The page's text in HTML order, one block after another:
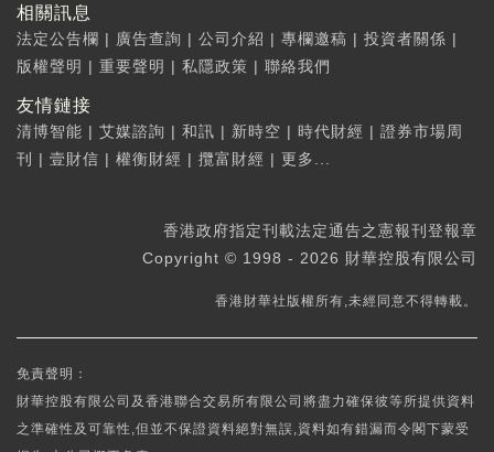
相關訊息
法定公告欄 | 廣告查詢 | 公司介紹 | 專欄邀稿 | 投資者關係 |
版權聲明 | 重要聲明 | 私隱政策 | 聯絡我們
友情鏈接
清博智能 | 艾媒諮詢 | 和訊 | 新時空 | 時代財經 | 證券市場周
刊
| 壹財信 | 權衡財經 | 攬富財經 | 更多...
香港政府指定刊載法定通告之憲報刊登報章
Copyright © 1998 - 2026 財華控股有限公司
香港財華社版權所有,未經同意不得轉載。
免責聲明：
財華控股有限公司及香港聯合交易所有限公司將盡力確保彼等所提供資料
之準確性及可靠性,但並不保證資料絕對無誤,資料如有錯漏而令閣下蒙受